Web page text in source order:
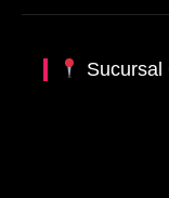
Sucursal